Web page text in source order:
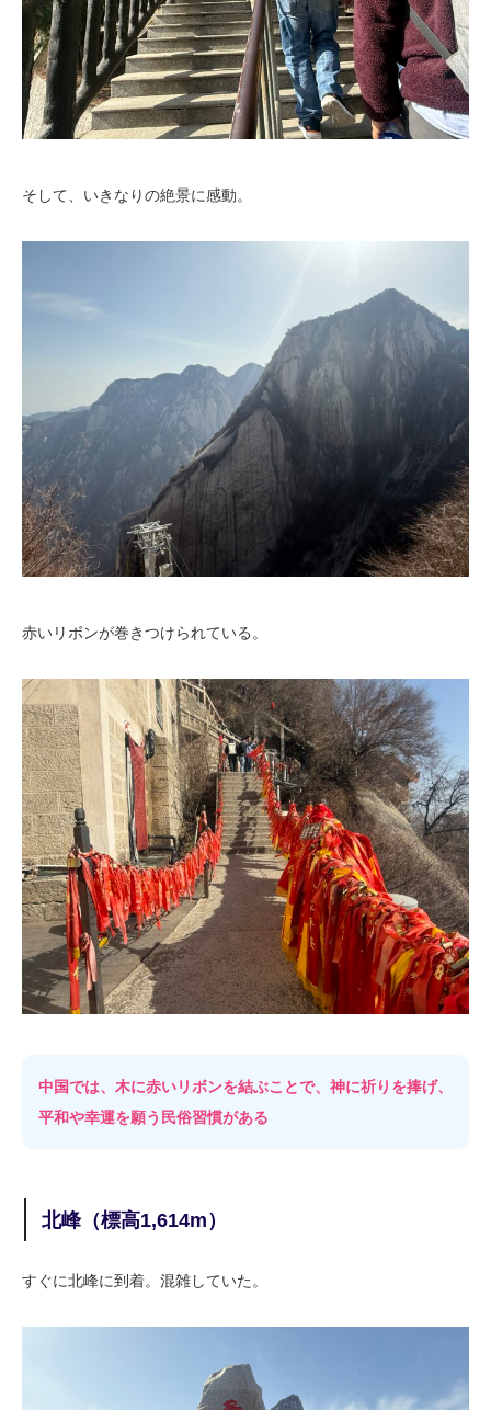
そして、いきなりの絶景に感動。
赤いリボンが巻きつけられている。
中国では、木に赤いリボンを結ぶことで、神に祈りを捧げ、
平和や幸運を願う民俗習慣がある
北峰（標高1,614m）
すぐに北峰に到着。混雑していた。